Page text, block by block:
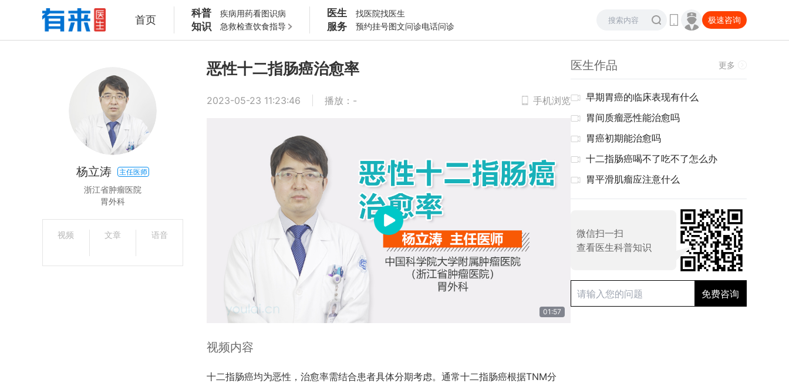
首页
科普
知识
疾病用药看图识病
急救检查饮食指导
医生
服务
找医院找医生
预约挂号图文问诊电话问诊
极速咨询
杨立涛 主任医师
浙江省肿瘤医院
胃外科
视频 文章 语音
恶性十二指肠癌治愈率
2023-05-23 11:23:46 播放 ： - 手机浏览
01:57
视频内容
十二指肠癌均为恶性，治愈率需结合患者具体分期考虑。通常十二指肠癌根据TNM分
医生作品 更多
早期胃癌的临床表现有什么
胃间质瘤恶性能治愈吗
胃癌初期能治愈吗
十二指肠癌喝不了吃不了怎么办
胃平滑肌瘤应注意什么
微信扫一扫
查看医生科普知识